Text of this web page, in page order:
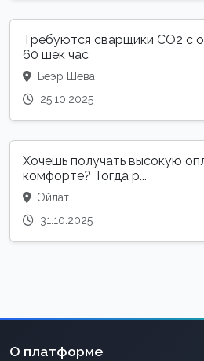
Требуются сварщики CO2 с
60 шек час
Беэр Шева
25.10.2025
Хочешь получать высокую
комфорте? Тогда р...
Эйлат
31.10.2025
О платформе